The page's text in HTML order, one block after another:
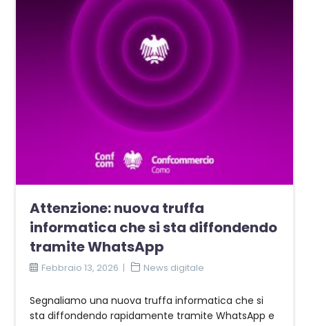
Attenzione: nuova truffa
informatica che si sta diffondendo
tramite WhatsApp
Febbraio 13, 2026 News digitale
Segnaliamo una nuova truffa informatica che si
sta diffondendo rapidamente tramite WhatsApp e